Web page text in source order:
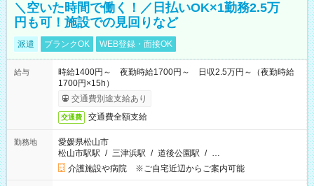
＼空いた時間で働く！／日払いOK×1勤務2.5万
円も可！施設での見回りなど
派遣 ブランクOK WEB登録・面接OK
給与
時給1400円～ 夜勤時給1700円～ 日収2.5万円～（夜勤時給
1700円×15h）
交通費別途支給あり
交通費 交通費全額支給
勤務地
愛媛県松山市
松山市駅駅 / 三津浜駅 / 道後公園駅 / …
介護施設や病院 ※ご自宅近辺からご案内可能